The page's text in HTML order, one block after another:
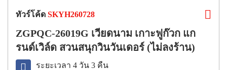
ทัวร์โค้ด SKYH260728
ZGPQC-26019G เวียดนาม เกาะฟูก๊วก แก
รนด์เวิล์ด สวนสนุกวินวันเดอร์ (ไม่ลงร้าน)
ระยะเวลา 4 วัน 3 คืน